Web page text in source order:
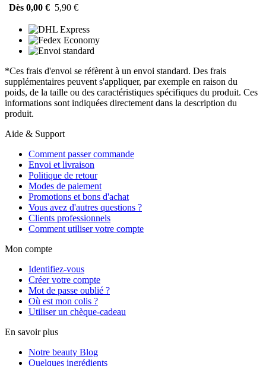
Dès 0,00 € 5,90 €
*Ces frais d'envoi se réfèrent à un envoi standard. Des frais
supplémentaires peuvent s'appliquer, par exemple en raison du
poids, de la taille ou des caractéristiques spécifiques du produit. Ces
informations sont indiquées directement dans la description du
produit.
Aide & Support
Comment passer commande
Envoi et livraison
Politique de retour
Modes de paiement
Promotions et bons d'achat
Vous avez d'autres questions ?
Clients professionnels
Comment utiliser votre compte
Mon compte
Identifiez-vous
Créer votre compte
Mot de passe oublié ?
Où est mon colis ?
Utiliser un chèque-cadeau
En savoir plus
Notre beauty Blog
Quelques ingrédients